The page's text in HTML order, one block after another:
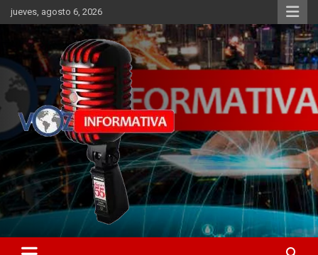
Skip
to
content
jueves, agosto 6, 2026
ncstv.info
Libertad informativa